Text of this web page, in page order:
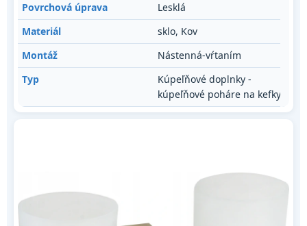
Povrchová úprava
Lesklá
Materiál
sklo, Kov
Montáž
Nástenná-vŕtaním
Typ
Kúpeľňové doplnky -
kúpeľňové poháre na kefky